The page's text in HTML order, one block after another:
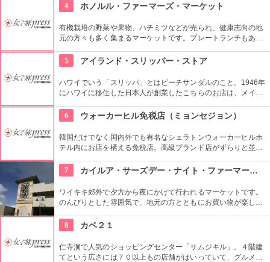
食べたくなっちゃいそう。ロコも観光客も多く集まる人気の朝
てみよう。
4 ホノルル・ファーマーズ・マーケット
有機栽培の野菜や果物、ハチミツなどが売られ、健康志向の地
元の方々も多く集まるマーケットです。プレートランチもあり
込んで宿でいただくのもいいですね。
5 アイランド・スリッパー・ストア
ハワイでいう「スリッパ」とはビーチサンダルのこと。1946年
にハワイに移住した日本人が創業したこちらのお店は、メイド
寧につくられ、「履き心地の良さがバツグン」と評判です。
6 ウォーカーヒル免税店（ミョンセジョン）
韓国だけでなく国内外でも有名なシェラトンウォーカーヒルホ
テル内にお店を構える免税店。高級ブランド店がずらりと並
囲まれた場所が最高。カジノやディナーショーのついでに免税
店でショッピングを楽しもう。
7 カイルア・サーズデー・ナイト・ファーマーズ・マーケット
ワイキキ郊外で夕方から夜にかけて行われるマーケットです。
のんびりとした雰囲気で、地元の方とともにお買い物が楽しめ
ワイ産のおいしいグルメが勢ぞろい。ちょうど、早めのディナ
ーに利用できそうですね。
8 カベ２１
仁寺洞で人気のショッピングセンター「サムジキル」。４階建
てという広さには７０以上もの店舗がはいっていて、グルメや